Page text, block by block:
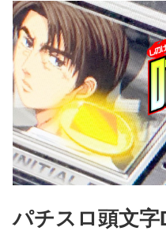
パチスロ頭文